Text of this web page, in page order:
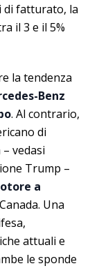
di fatturato, la
il 3 e il 5%
la tendenza
Benz
. Al contrario,
di
vedasi
Trump –
a
Una
attuali e
le sponde